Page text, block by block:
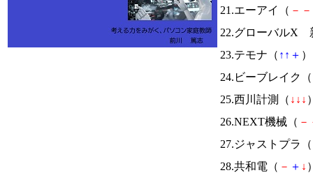
21.エーアイ（ － －
22.グローバルX
23.テモナ（ ↑ ↑ ＋
24.ビーブレイク（
25.西川計測（ ↓ ↓ ↓
26.NEXT機械（ －
27.ジャストプラ（
28.共和電（ － ＋ ↓